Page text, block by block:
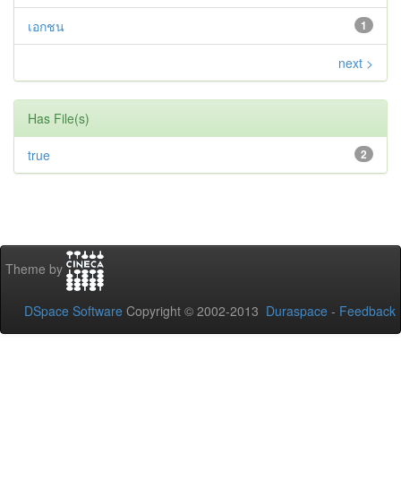
1
เอกชน
next >
Has File(s)
2
true
Theme by
DSpace Software Copyright © 2002-2013 Duraspace - Feedback